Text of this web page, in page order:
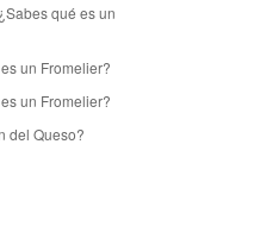
¿Sabes qué es un
un Fromelier?
un Fromelier?
del Queso?